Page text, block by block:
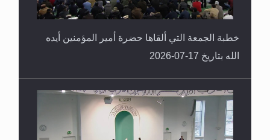
خطبة الجمعة التي ألقاها حضرة أمير المؤمنين أيده
الله بتاريخ 17-07-2026